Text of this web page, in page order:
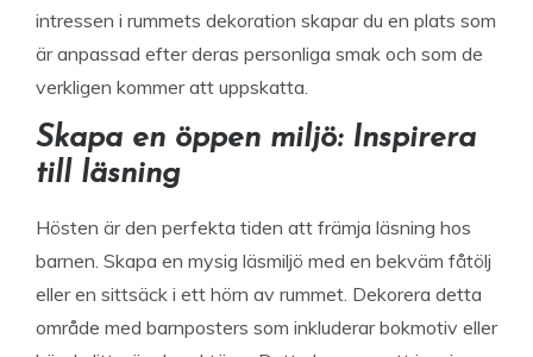
intressen i rummets dekoration skapar du en plats som
är anpassad efter deras personliga smak och som de
verkligen kommer att uppskatta.
Skapa en öppen miljö: Inspirera
till läsning
Hösten är den perfekta tiden att främja läsning hos
barnen. Skapa en mysig läsmiljö med en bekväm fåtölj
eller en sittsäck i ett hörn av rummet. Dekorera detta
område med barnposters som inkluderar bokmotiv eller